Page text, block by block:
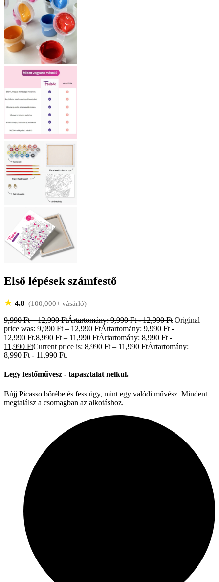
Első lépések számfestő
★ 4.8 (100,000+ vásárló)
9,990Ft – 12,990FtÁrtartomány: 9,990 Ft - 12,990 Ft Original
price was: 9,990 Ft – 12,990 FtÁrtartomány: 9,990 Ft -
12,990 Ft.8,990 Ft – 11,990 FtÁrtartomány: 8,990 Ft -
11,990 FtCurrent price is: 8,990 Ft – 11,990 FtÁrtartomány:
8,990 Ft - 11,990 Ft.
Légy festőművész - tapasztalat nélkül.
Bújj Picasso bőrébe és fess úgy, mint egy valódi művész. Mindent
megtalálsz a csomagban az alkotáshoz.